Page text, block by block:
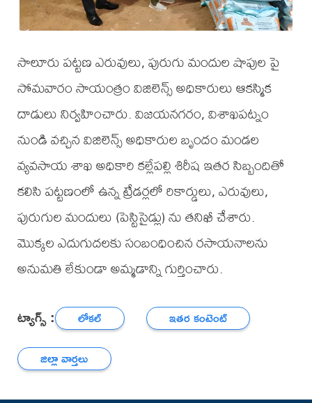
సాలూరు పట్టణ ఎరువులు, పురుగు మందుల షాపుల పై
సోమవారం సాయంత్రం విజిలెన్స్ అధికారులు ఆకస్మిక
దాడులు నిర్వహించారు. విజయనగరం, విశాఖపట్నం
నుండి వచ్చిన విజిలెన్స్ అధికారుల బృందం మండల
వ్యవసాయ శాఖ అధికారి కల్లేపల్లి శిరీష ఇతర సిబ్బందితో
కలిసి పట్టణంలో ఉన్న ట్రేడర్లలో రికార్డులు, ఎరువులు,
పురుగుల మందులు (పెస్టిసైడ్లు) ను తనిఖీ చేశారు.
మొక్కల ఎదుగుదలకు సంబంధించిన రసాయనాలను
అనుమతి లేకుండా అమ్మడాన్ని గుర్తించారు.
ట్యాగ్స్ : లోకల్
ఇతర కంటెంట్
జిల్లా వార్తలు